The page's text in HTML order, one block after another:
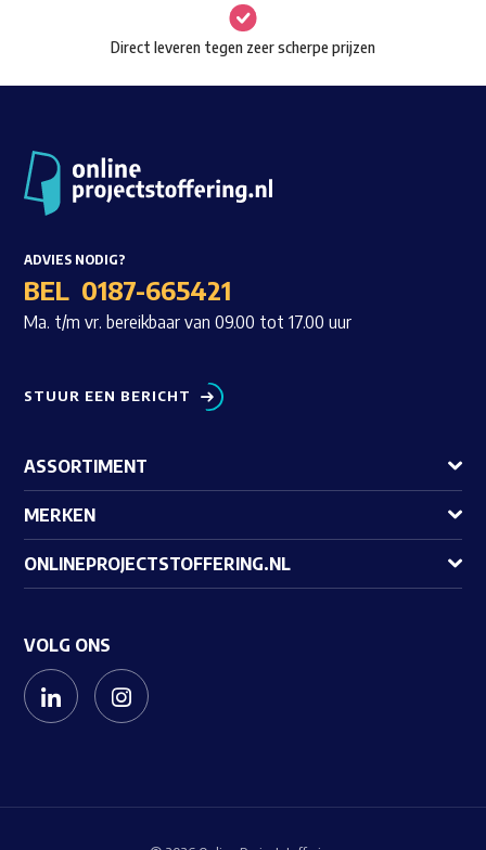
productpagina
Direct leveren tegen zeer scherpe prijzen
ADVIES NODIG?
BEL 0187-665421
Ma. t/m vr. bereikbaar van 09.00 tot 17.00 uur
STUUR EEN BERICHT
ASSORTIMENT
MERKEN
ONLINEPROJECTSTOFFERING.NL
VOLG ONS